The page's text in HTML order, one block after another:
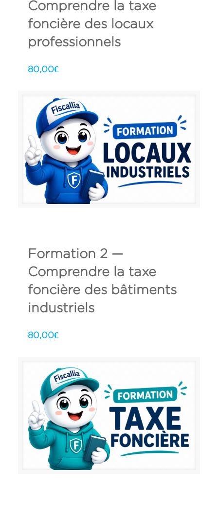
Comprendre la taxe
foncière des locaux
professionnels
80,00€
Formation 2 —
Comprendre la taxe
foncière des bâtiments
industriels
80,00€